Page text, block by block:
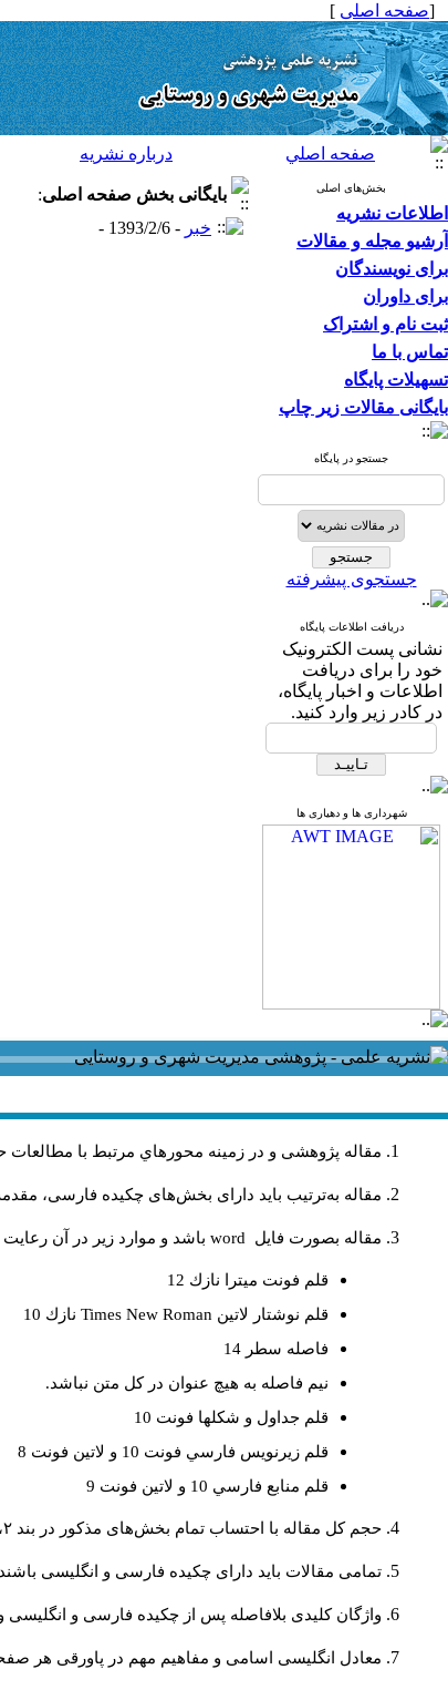
[صفحه اصلی ]
صفحه اصلي درباره نشريه
بخش‌های اصلی
اطلاعات نشریه
آرشیو مجله و مقالات
برای نویسندگان
برای داوران
ثبت نام و اشتراک
تماس با ما
تسهیلات پایگاه
بایگانی مقالات زیر چاپ
جستجو در پایگاه
جستجوی پیشرفته
دریافت اطلاعات پایگاه
نشانی پست الکترونیک
خود را برای دریافت
اطلاعات و اخبار پایگاه،
در کادر زیر وارد کنید.
شهرداری ها و دهیاری ها
بایگانی بخش صفحه اصلی:
خبر - 1393/2/6 -
مقاله پژوهشی و در زمینه محورهاي مرتبط با
مقاله به‌ترتیب باید دارای بخش‌های چکیده فارسی،
مقاله بصورت فايل word باشد و موارد زير در آن رعايت
قلم فونت ميترا نازك 12
قلم نوشتار لاتين Times New Roman نازك 10
فاصله سطر 14
نيم فاصله به هيچ عنوان در كل متن نباشد.
قلم جداول و شكلها فونت 10
قلم زيرنويس فارسي فونت 10 و لاتين فونت 8
قلم منابع فارسي 10 و لاتين فونت 9
حجم کل مقاله با احتساب تمام بخش‌های مذکور در بند ۲، بین ۶۰۰۰ تا ۸۰۰۰کلمه باشد.
تمامی مقالات باید دارای چکیده فارسی و انگلیسی باشند. حجم هر دو چکیده
واژگان کلیدی بلافاصله پس از چکیده فارسی و انگلیسی و بین ۴-۶ کلمه
معادل انگلیسی اسامی و مفاهیم مهم در پاورقی هر